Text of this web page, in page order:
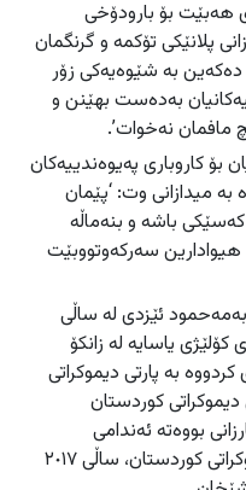
هەبێت بۆ بارودۆخی
پلانێكی تۆكمە و گرنگمان
دەكەین بە شێوەیەكی زۆر
بەدەست بهێنن و
مافمان نەخوات’.
كاروباری پەیوەندییەکان
بە میدازانی وت: ‘پێمان
باشە و بنەماڵە
سەركەوتووبێت
ئێزدی لە ساڵی
كۆلێژی یاسایە لە زانكۆ
پەیوەندی كردووە بە پارتی دیموكراتی
کوردستان
بووەتە ئەندامی
ئەنجوومەنی سەركردایەتی پارتی دیموكراتی كوردستان، ساڵی ٢٠١٧